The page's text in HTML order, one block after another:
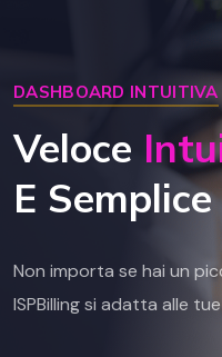
DASHBOARD INTUITIVA
Veloce
E
Non importa se hai un
ISPBilling si adatta alle